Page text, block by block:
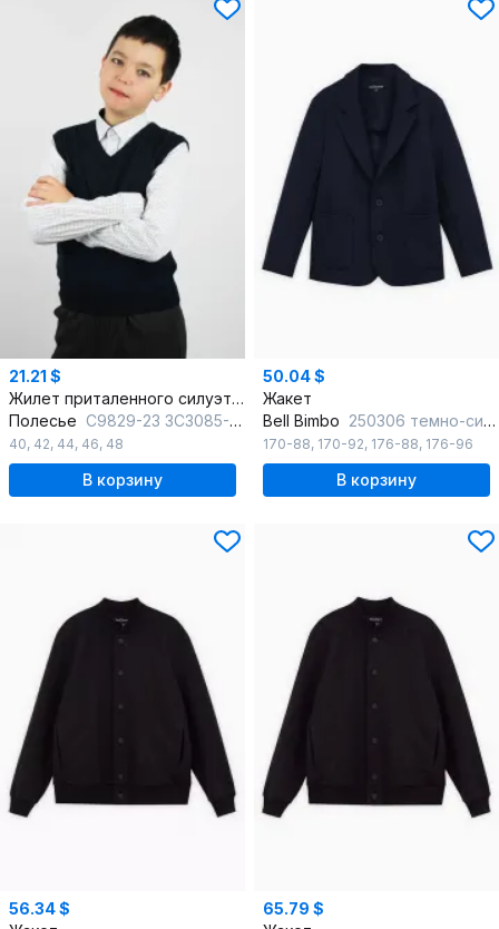
21.21 $
Жилет приталенного силуэта вязаный для делового стиля
Полесье С9829-23 3С3085-Д43 170,176 м.синий
40, 42, 44, 46, 48
В корзину
50.04 $
Жакет
Bell Bimbo 250306 темно-синий
170-88, 170-92, 176-88, 176-96
В корзину
56.34 $
65.79 $